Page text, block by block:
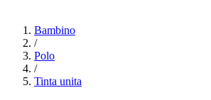
Bambino
/
Polo
/
Tinta unita